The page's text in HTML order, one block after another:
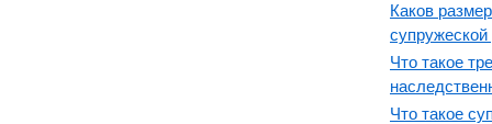
Каков
супружеской
Что такое
Что такое